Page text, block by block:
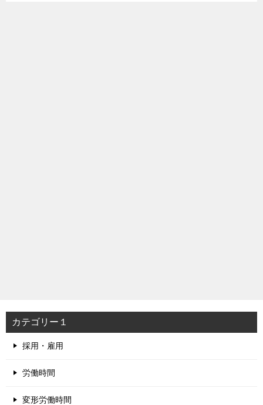
カテゴリー１
採用・雇用
労働時間
変形労働時間